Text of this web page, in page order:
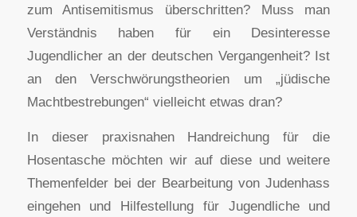
zum Antisemitismus überschritten? Muss man
Verständnis haben für ein Desinteresse
Jugendlicher an der deutschen Vergangenheit? Ist
an den Verschwörungstheorien um „jüdische
Machtbestrebungen“ vielleicht etwas dran?
In dieser praxisnahen Handreichung für die
Hosentasche möchten wir auf diese und weitere
Themenfelder bei der Bearbeitung von Judenhass
eingehen und Hilfestellung für Jugendliche und